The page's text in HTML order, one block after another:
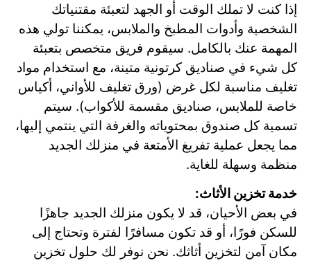
إذا كنت لا تملك الوقت أو الجهد لتعبئة مقتنياتك
الشخصية وأدوات المطبخ والملابس، يمكننا تولي هذه
المهمة عنك بالكامل. سيقوم فريق متخصص بتعبئة
كل شيء في صناديق كرتونية متينة، مع استخدام مواد
تغليف مناسبة لكل غرض (ورق تغليف للأواني، أكياس
خاصة للملابس، صناديق مقسمة للأكواب). سيتم
تسمية كل صندوق بمحتوياته والغرفة التي ينتمي إليها،
مما يجعل عملية تفريغ الأمتعة في منزلك الجديد
منظمة وسهلة للغاية.
خدمة تخزين الأثاث:
في بعض الأحيان، قد لا يكون منزلك الجديد جاهزًا
للسكن فورًا، أو قد تكون مسافرًا لفترة وتحتاج إلى
مكان آمن لتخزين أثاثك. نحن نوفر لك حلول تخزين